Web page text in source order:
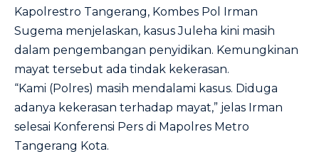
Kapolrestro Tangerang, Kombes Pol Irman
Sugema menjelaskan, kasus Juleha kini masih
dalam pengembangan penyidikan. Kemungkinan
mayat tersebut ada tindak kekerasan.
“Kami (Polres) masih mendalami kasus. Diduga
adanya kekerasan terhadap mayat,” jelas Irman
selesai Konferensi Pers di Mapolres Metro
Tangerang Kota.